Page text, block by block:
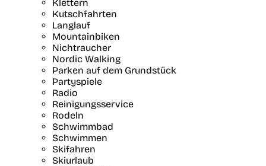
Klettern
Kutschfahrten
Langlauf
Mountainbiken
Nichtraucher
Nordic Walking
Parken auf dem Grundstück
Partyspiele
Radio
Reinigungsservice
Rodeln
Schwimmbad
Schwimmen
Skifahren
Skiurlaub